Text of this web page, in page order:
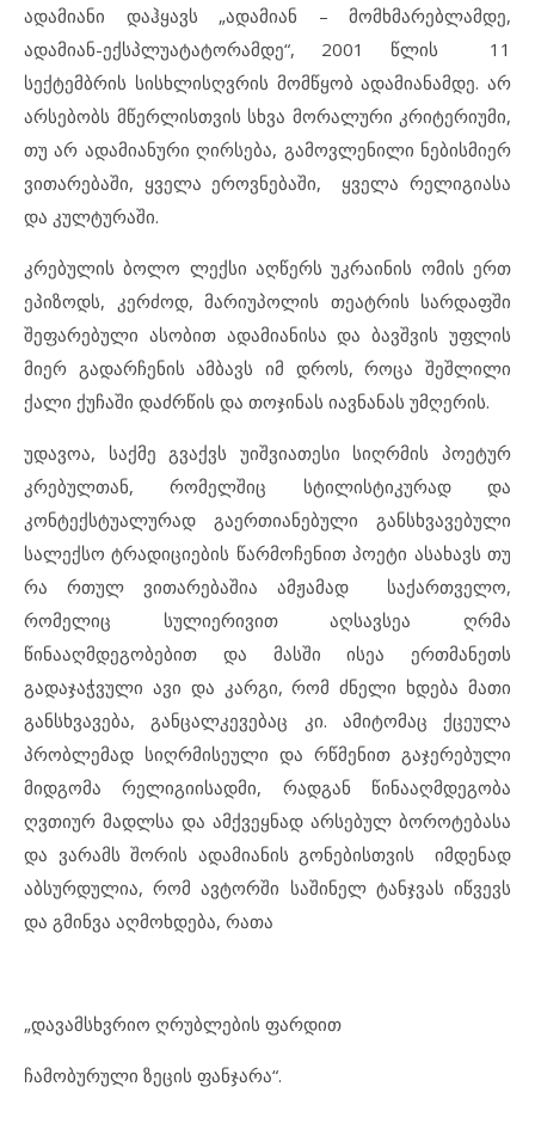
ადამიანი დაჰყავს „ადამიან – მომხმარებლამდე,
ადამიან-ექსპლუატატორამდე“, 2001 წლის 11
სექტემბრის სისხლისღვრის მომწყობ ადამიანამდე. არ
არსებობს მწერლისთვის სხვა მორალური კრიტერიუმი,
თუ არ ადამიანური ღირსება, გამოვლენილი ნებისმიერ
ვითარებაში, ყველა ეროვნებაში, ყველა რელიგიასა
და კულტურაში.
კრებულის ბოლო ლექსი აღწერს უკრაინის ომის ერთ
ეპიზოდს, კერძოდ, მარიუპოლის თეატრის სარდაფში
შეფარებული ასობით ადამიანისა და ბავშვის უფლის
მიერ გადარჩენის ამბავს იმ დროს, როცა შეშლილი
ქალი ქუჩაში დაძრწის და თოჯინას იავნანას უმღერის.
უდავოა, საქმე გვაქვს უიშვიათესი სიღრმის პოეტურ
კრებულთან, რომელშიც სტილისტიკურად და
კონტექსტუალურად გაერთიანებული განსხვავებული
სალექსო ტრადიციების წარმოჩენით პოეტი ასახავს თუ
რა რთულ ვითარებაშია ამჟამად საქართველო,
რომელიც სულიერივით აღსავსეა ღრმა
წინააღმდეგობებით და მასში ისეა ერთმანეთს
გადაჯაჭვული ავი და კარგი, რომ ძნელი ხდება მათი
განსხვავება, განცალკევებაც კი. ამიტომაც ქცეულა
პრობლემად სიღრმისეული და რწმენით გაჯერებული
მიდგომა რელიგიისადმი, რადგან წინააღმდეგობა
ღვთიურ მადლსა და ამქვეყნად არსებულ ბოროტებასა
და ვარამს შორის ადამიანის გონებისთვის იმდენად
აბსურდულია, რომ ავტორში საშინელ ტანჯვას იწვევს
და გმინვა აღმოხდება, რათა
„დავამსხვრიო ღრუბლების ფარდით
ჩამობურული ზეცის ფანჯარა“.